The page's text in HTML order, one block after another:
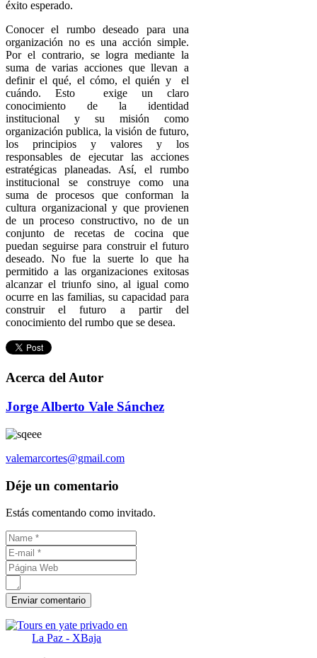
éxito esperado.
Conocer el rumbo deseado para una
organización no es una acción simple.
Por el contrario, se logra mediante la
suma de varias acciones que llevan a
definir el qué, el cómo, el quién y el
cuándo. Esto exige un claro
conocimiento de la identidad
institucional y su misión como
organización publica, la visión de futuro,
los principios y valores y los
responsables de ejecutar las acciones
estratégicas planeadas. Así, el rumbo
institucional se construye como una
suma de procesos que conforman la
cultura organizacional y que provienen
de un proceso constructivo, no de un
conjunto de recetas de cocina que
puedan seguirse para construir el futuro
deseado. No fue la suerte lo que ha
permitido a las organizaciones exitosas
alcanzar el triunfo sino, al igual como
ocurre en las familias, su capacidad para
construir el futuro a partir del
conocimiento del rumbo que se desea.
Acerca del Autor
Jorge Alberto Vale Sánchez
valemarcortes@gmail.com
Déje un comentario
Estás comentando como invitado.